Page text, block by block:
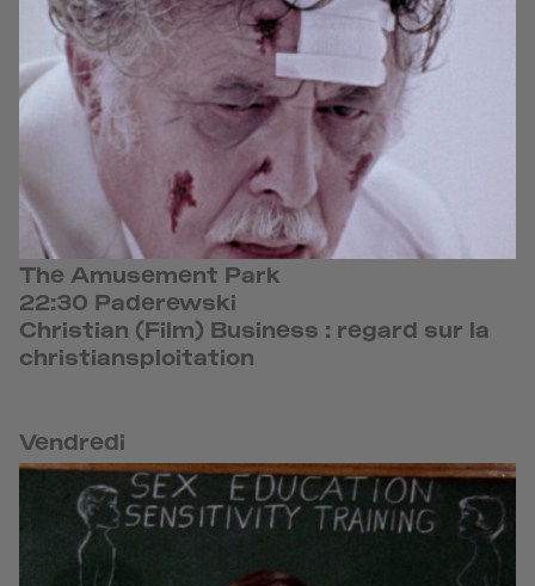
The Amusement Park
22:30 Paderewski
Christian (Film) Business : regard sur la
christiansploitation
Vendredi